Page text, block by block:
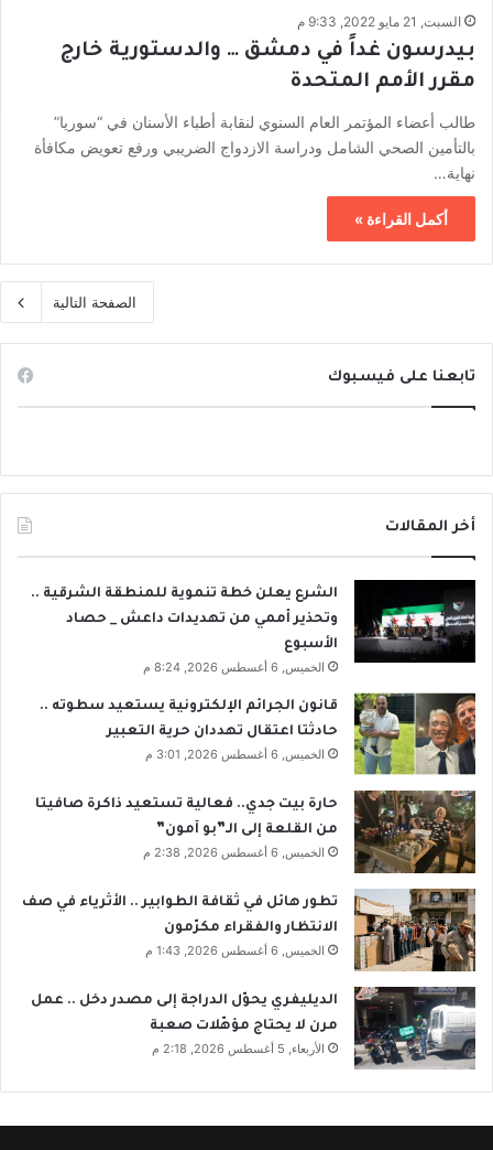
السبت, 21 مايو 2022, 9:33 م
بيدرسون غداً في دمشق … والدستورية خارج
مقرر الأمم المتحدة
طالب أعضاء المؤتمر العام السنوي لنقابة أطباء الأسنان في “سوريا”
بالتأمين الصحي الشامل ودراسة الازدواج الضريبي ورفع تعويض مكافأة
نهاية…
أكمل القراءة »
الصفحة التالية
تابعنا على فيسبوك
أخر المقالات
الشرع يعلن خطة تنموية للمنطقة الشرقية ..
وتحذير أممي من تهديدات داعش _ حصاد
الأسبوع
الخميس, 6 أغسطس 2026, 8:24 م
قانون الجرائم الإلكترونية يستعيد سطوته ..
حادثتا اعتقال تهددان حرية التعبير
الخميس, 6 أغسطس 2026, 3:01 م
حارة بيت جدي.. فعالية تستعيد ذاكرة صافيتا
من القلعة إلى الـ”بو آمون”
الخميس, 6 أغسطس 2026, 2:38 م
تطور هائل في ثقافة الطوابير .. الأثرياء في صف
الانتظار والفقراء مكرّمون
الخميس, 6 أغسطس 2026, 1:43 م
الديليفري يحوّل الدراجة إلى مصدر دخل .. عمل
مرن لا يحتاج مؤهّلات صعبة
الأربعاء, 5 أغسطس 2026, 2:18 م